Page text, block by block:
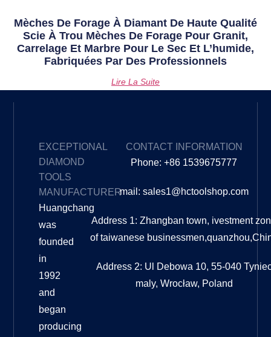
Mèches De Forage À Diamant De Haute Qualité
Scie À Trou Mèches De Forage Pour Granit,
Carrelage Et Marbre Pour Le Sec Et L’humide,
Fabriquées Par Des Professionnels
Lire La Suite
EXCEPTIONAL
DIAMOND
TOOLS
MANUFACTURER
Huangchang
was
founded
in
1992
and
began
producing
CONTACT INFORMATION
Phone: +86 1539675777
mail: sales1@hctoolshop.com
Address 1: Zhangban town, ivestment
of taiwanese
Address 2: Ul Debowa 10, 55-040
maly, Wrocław, Poland